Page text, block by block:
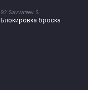
92 Savvateev S.
Блокировка броска